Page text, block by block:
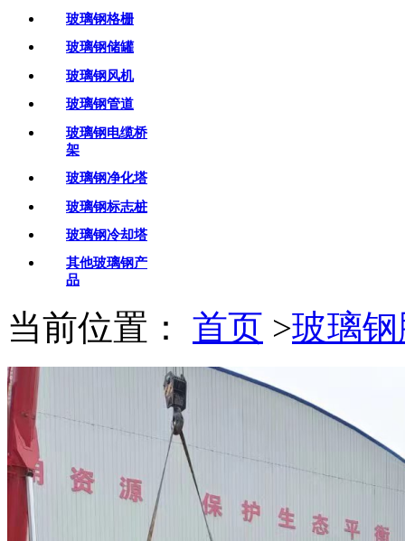
玻璃钢格栅
玻璃钢储罐
玻璃钢风机
玻璃钢管道
玻璃钢电缆桥
架
玻璃钢净化塔
玻璃钢标志桩
玻璃钢冷却塔
其他玻璃钢产
品
当前位置： 首页 >玻璃